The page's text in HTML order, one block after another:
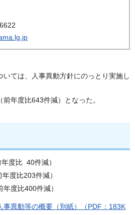
ては、人事異動方針にのっとり実施し
年度比643件減）となった。
度比 40件減）
度比203件減）
度比400件減）
事異動等の概要（別紙）（PDF：183K